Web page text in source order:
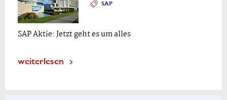
SAP
SAP Aktie: Jetzt geht es um alles
weiterlesen